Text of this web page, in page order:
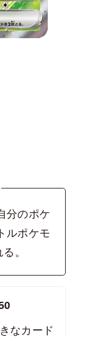
分のポケ
ルポケモ
。
なカード